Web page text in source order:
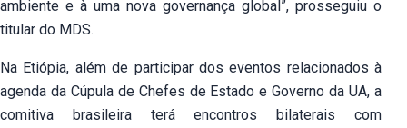
ambiente e à uma nova governança global”, prosseguiu o
titular do MDS.
Na Etiópia, além de participar dos eventos relacionados à
agenda da Cúpula de Chefes de Estado e Governo da UA, a
comitiva brasileira terá encontros bilaterais com